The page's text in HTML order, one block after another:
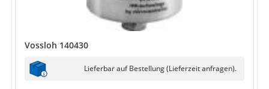
Vossloh 140430
Lieferbar auf Bestellung (Lieferzeit anfragen).